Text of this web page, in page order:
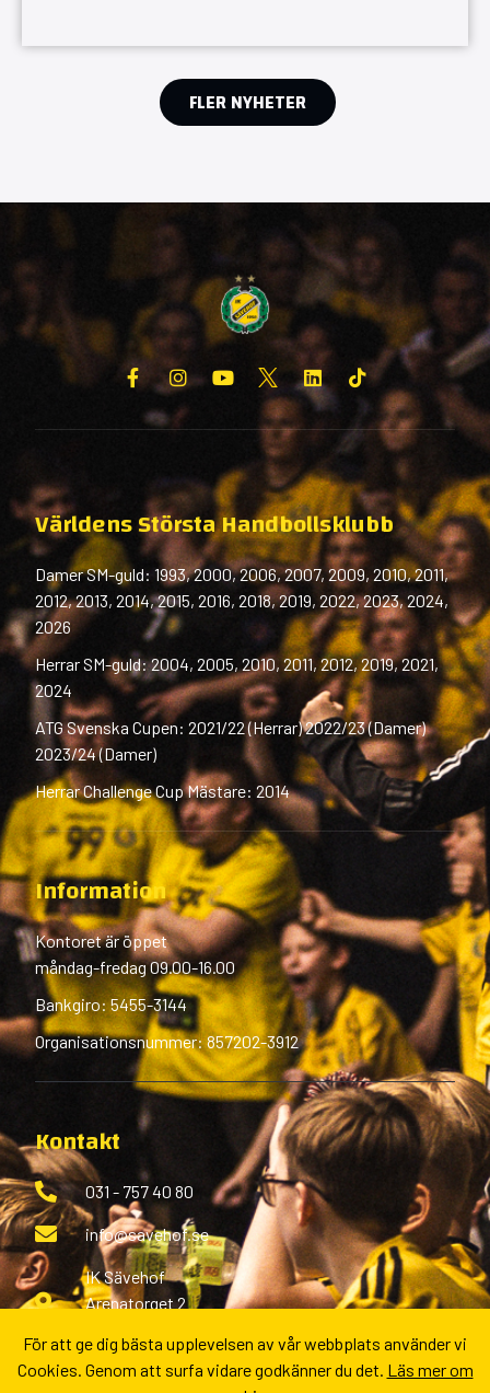
FLER NYHETER
Världens Största Handbollsklubb
Damer SM-guld: 1993, 2000, 2006, 2007, 2009, 2010, 2011,
2012, 2013, 2014, 2015, 2016, 2018, 2019, 2022, 2023, 2024,
2026
Herrar SM-guld: 2004, 2005, 2010, 2011, 2012, 2019, 2021,
2024
ATG Svenska Cupen: 2021/22 (Herrar) 2022/23 (Damer)
2023/24 (Damer)
Herrar Challenge Cup Mästare: 2014
Information
Kontoret är öppet
måndag-fredag 09.00-16.00
Bankgiro: 5455-3144
Organisationsnummer: 857202-3912
Kontakt
031 - 757 40 80
info@savehof.se
IK Sävehof
Arenatorget 2
Fler kontaktvägar
För att ge dig bästa upplevelsen av vår webbplats använder vi
Cookies. Genom att surfa vidare godkänner du det. Läs mer om